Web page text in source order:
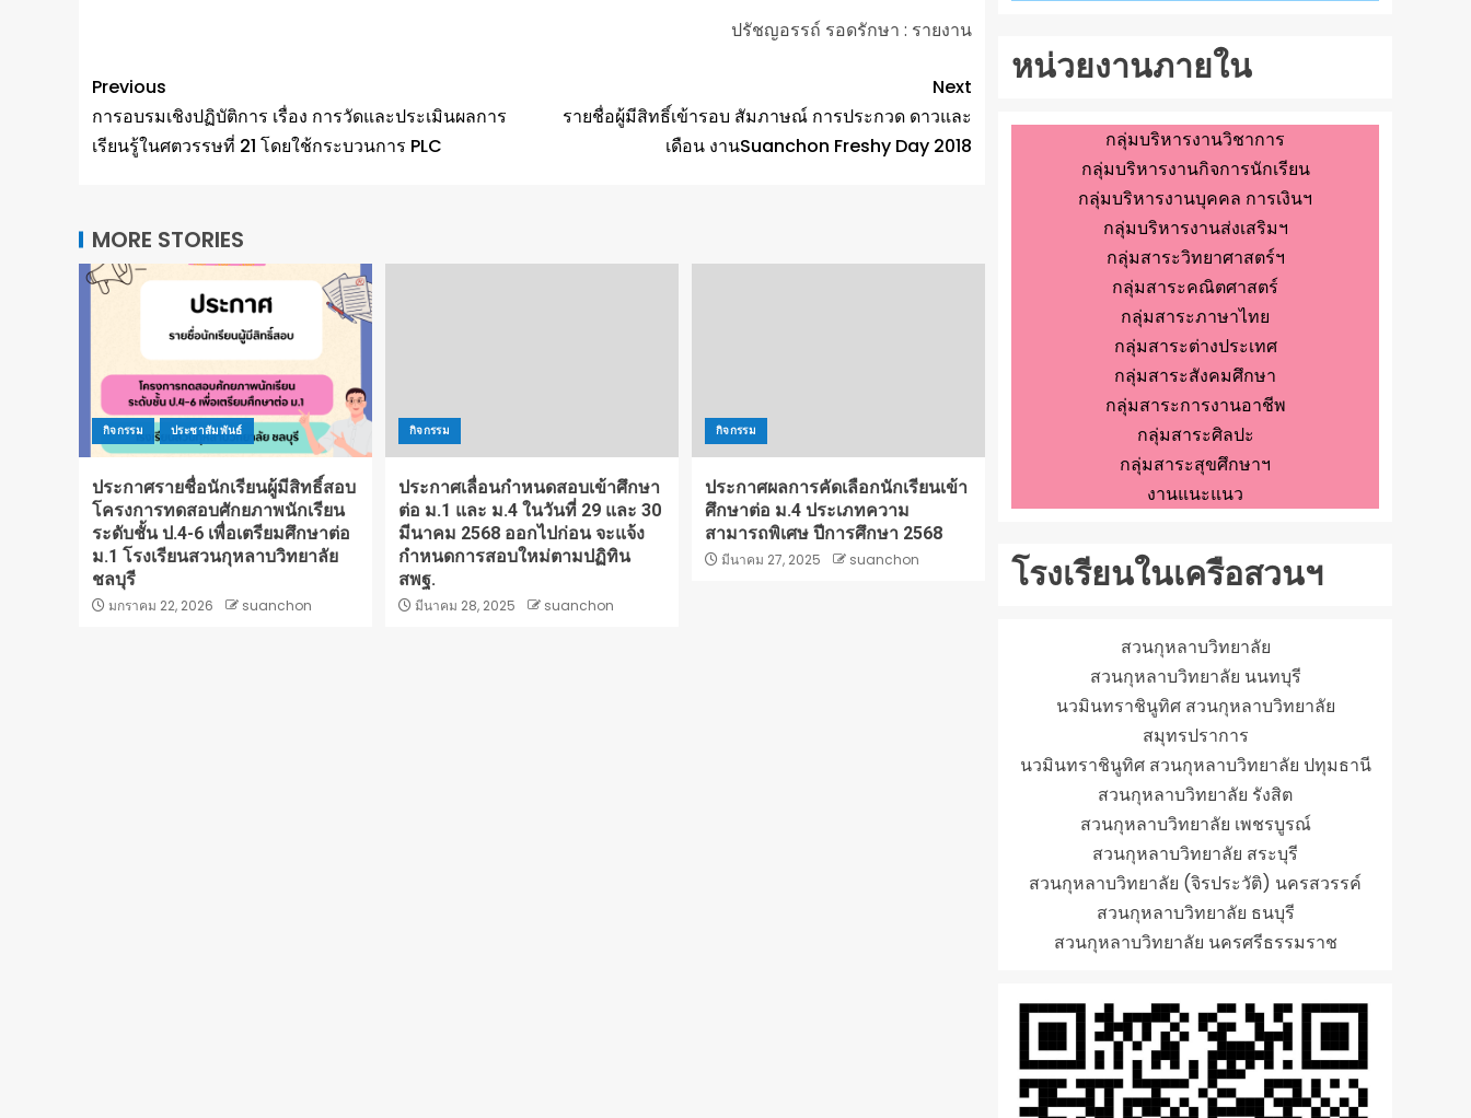
ปรัชญอรรถ์ รอดรักษา : รายงาน
Previous
การอบรมเชิงปฏิบัติการ เรื่อง การวัดและประเมินผลการ
เรียนรู้ในศตวรรษที่ 21 โดยใช้กระบวนการ PLC
Next
รายชื่อผู้มีสิทธิ์เข้ารอบ สัมภาษณ์ การประกวด ดาวและ
เดือน งานSuanchon Freshy Day 2018
MORE STORIES
กิจกรรม ประชาสัมพันธ์
ประกาศรายชื่อนักเรียนผู้มีสิทธิ์สอบ
โครงการทดสอบศักยภาพนักเรียน
ระดับชั้น ป.4-6 เพื่อเตรียมศึกษาต่อ
ม.1 โรงเรียนสวนกุหลาบวิทยาลัย
ชลบุรี
มกราคม 22, 2026 suanchon
กิจกรรม
ประกาศเลื่อนกำหนดสอบเข้าศึกษา
ต่อ ม.1 และ ม.4 ในวันที่ 29 และ 30
มีนาคม 2568 ออกไปก่อน จะแจ้ง
กำหนดการสอบใหม่ตามปฏิทิน
สพฐ.
มีนาคม 28, 2025 suanchon
กิจกรรม
ประกาศผลการคัดเลือกนักเรียนเข้า
ศึกษาต่อ ม.4 ประเภทความ
สามารถพิเศษ ปีการศึกษา 2568
มีนาคม 27, 2025 suanchon
หน่วยงานภายใน
กลุ่มบริหารงานวิชาการ
กลุ่มบริหารงานกิจการนักเรียน
กลุ่มบริหารงานบุคคล การเงินฯ
กลุ่มบริหารงานส่งเสริมฯ
กลุ่มสาระวิทยาศาสตร์ฯ
กลุ่มสาระคณิตศาสตร์
กลุ่มสาระภาษาไทย
กลุ่มสาระต่างประเทศ
กลุ่มสาระสังคมศึกษา
กลุ่มสาระการงานอาชีพ
กลุ่มสาระศิลปะ
กลุ่มสาระสุขศึกษาฯ
งานแนะแนว
โรงเรียนในเครือสวนฯ
สวนกุหลาบวิทยาลัย
สวนกุหลาบวิทยาลัย นนทบุรี
นวมินทราชินูทิศ สวนกุหลาบวิทยาลัย
สมุทรปราการ
นวมินทราชินูทิศ สวนกุหลาบวิทยาลัย ปทุมธานี
สวนกุหลาบวิทยาลัย รังสิต
สวนกุหลาบวิทยาลัย เพชรบูรณ์
สวนกุหลาบวิทยาลัย สระบุรี
สวนกุหลาบวิทยาลัย (จิรประวัติ) นครสวรรค์
สวนกุหลาบวิทยาลัย ธนบุรี
สวนกุหลาบวิทยาลัย นครศรีธรรมราช